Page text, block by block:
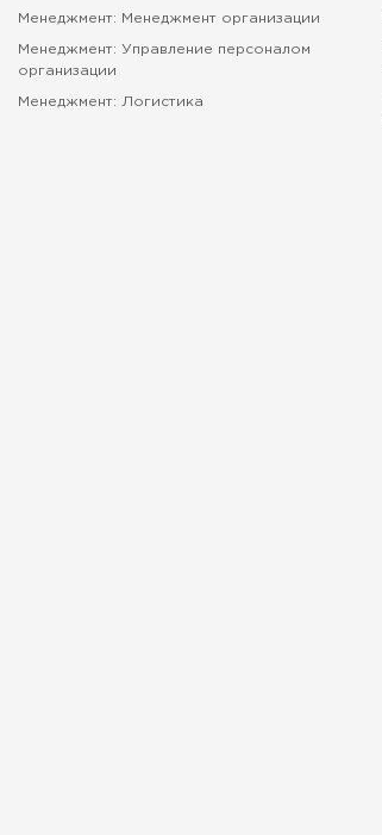
Менеджмент: Менеджмент организации
Менеджмент: Управление персоналом
организации
Менеджмент: Логистика